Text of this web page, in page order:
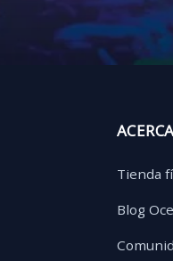
Tienda
Blog